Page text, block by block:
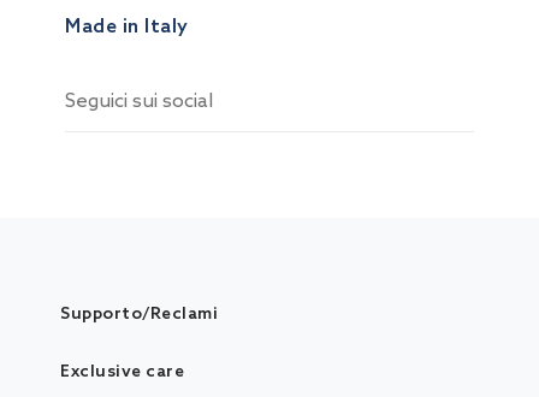
Made in Italy
Seguici sui social
Supporto/Reclami
Exclusive care